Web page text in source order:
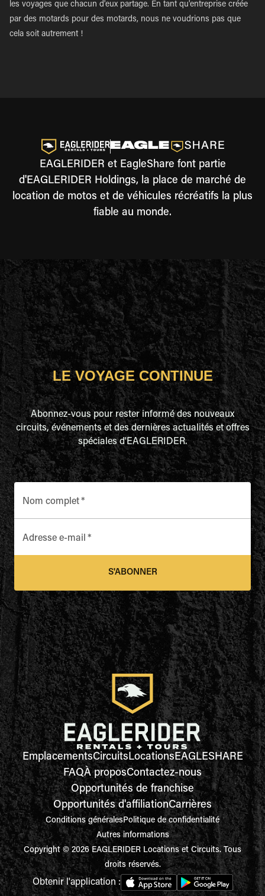
les voyages que chacun d'eux partage. En tant qu'entreprise créée
par des motards pour des motards, nous ne voudrions pas que
cela soit autrement !
EAGLERIDER et EagleShare font partie
d'EAGLERIDER Holdings, la place de marché de
location de motos et de véhicules récréatifs la plus
fiable au monde.
LE VOYAGE CONTINUE
Abonnez-vous pour rester informé des nouveaux
circuits, événements et des dernières actualités et offres
spéciales d'EAGLERIDER.
Nom complet*
Adresse e-mail *
S'ABONNER
EmplacementsCircuitsLocationsEAGLESHARE
FAQÀ proposContactez-nous
Opportunités de franchise
Opportunités d'affiliationCarrières
Conditions généralesPolitique de confidentialité
Autres informations
Copyright © 2026 EAGLERIDER Locations et Circuits. Tous
droits réservés.
Obtenir l'application :